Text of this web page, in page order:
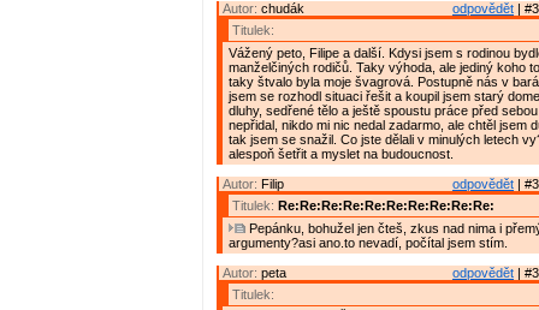
odpovědět |
Autor: chudák
Titulek:
Vážený peto, Filipe a další. Kdysi jsem s rodinou
manželčiných rodičů. Taky výhoda, ale jediný koho
taky štvalo byla moje švagrová. Postupně nás v
jsem se rozhodl situaci řešit a koupil jsem starý
dluhy, sedřené tělo a ještě spoustu práce před
nepřidal, nikdo mi nic nedal zadarmo, ale chtěl jsem
tak jsem se snažil. Co jste dělali v minulých letech
alespoň šetřit a myslet na budoucnost.
odpovědět |
Autor: Filip
Titulek: Re:Re:Re:Re:Re:Re:Re:Re:Re:Re:
Pepánku, bohužel jen čteš, zkus nad nima i
argumenty?asi ano.to nevadí, počítal jsem stím.
odpovědět |
Autor: peta
Titulek: